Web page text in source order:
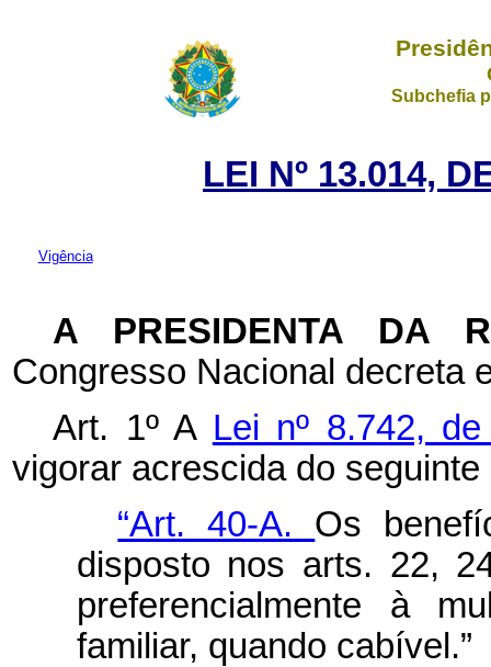
Subchefia
LEI Nº 13.014,
Vigência
A PRESIDENTA DA
Congresso Nacional decreta
Art. 1º A Lei nº 8.742,
vigorar acrescida do seguinte
“Art. 40-A. Os
disposto nos arts. 22,
preferencialmente à
familiar, quando cabível.”